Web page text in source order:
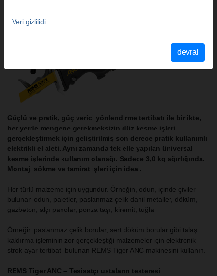
Güçlü ve pratik, güç verici yönlendirme tertibatı ile birlikte,
her yerde mengene gerekmeksizin düz kesme işleri
gerçekleştirmek için geliştirilmiş son derece pratik kullanımlı
elektrikli el aleti. Aynı zamanda tek elle yapılan üniversal
kesme işlerinde kullanım olanağı. Sadece 3,0 kg ağırlığında.
Montaj, sökme ve tamirat işleri için ideal.
Her türlü malzeme için uygundur. Örneğin, odun, içinde çiviler
bulunan odun, paletler, paslanmaz çelik dahil metaller, döküm,
gazbeton, alçı panolar, ponza taşı, kiremit, tuğla.
Örneğin paslanmaz çelik borular, sert döküm borular gibi talaş
kaldırma işleminin zor gerçekleştiği malzemeler için elektronik
strok ayar tertibatı bulunan REMS Tiger ANC makinesini kullanın.
REMS Tiger ANC – Tesisatçı ustaların testeresi
Veri gizliliđi
devral